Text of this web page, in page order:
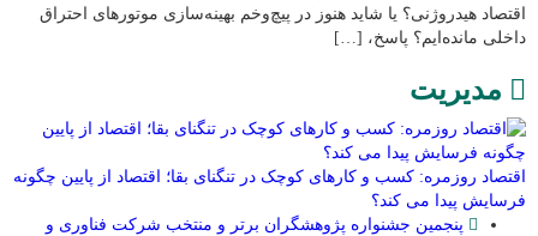
اقتصاد هیدروژنی؟ یا شاید هنوز در پیچ‌وخم بهینه‌سازی موتورهای احتراق
داخلی مانده‌ایم؟ پاسخ، […]
مدیریت
اقتصاد روزمره: کسب‌ و کارهای کوچک در تنگنای بقا؛ اقتصاد از پایین چگونه
فرسایش پیدا می کند؟
پنجمین جشنواره پژوهشگران برتر و منتخب شرکت فناوری و